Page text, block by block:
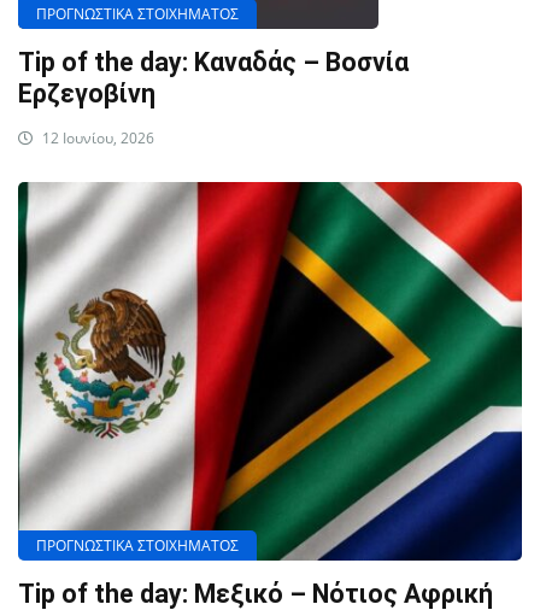
ΠΡΟΓΝΩΣΤΙΚΑ ΣΤΟΙΧΗΜΑΤΟΣ
Tip of the day: Καναδάς – Βοσνία
Ερζεγοβίνη
12 Ιουνίου, 2026
ΠΡΟΓΝΩΣΤΙΚΑ ΣΤΟΙΧΗΜΑΤΟΣ
Tip of the day: Μεξικό – Νότιος Αφρική